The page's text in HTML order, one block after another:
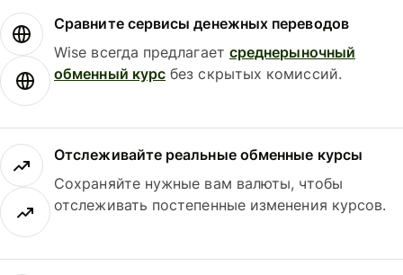
Сравните сервисы денежных переводов
Wise всегда предлагает среднерыночный
обменный курс без скрытых комиссий.
Отслеживайте реальные обменные курсы
Сохраняйте нужные вам валюты, чтобы
отслеживать постепенные изменения курсов.